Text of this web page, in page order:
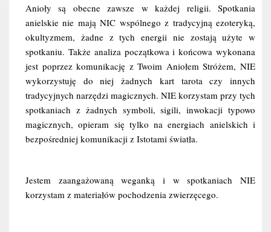
Anioły są obecne zawsze w każdej religii. Spotkania
anielskie nie mają NIC wspólnego z tradycyjną ezoteryką,
okultyzmem, żadne z tych energii nie zostają użyte w
spotkaniu. Także analiza początkowa i końcowa wykonana
jest poprzez komunikację z Twoim Aniołem Stróżem, NIE
wykorzystuję do niej żadnych kart tarota czy innych
tradycyjnych narzędzi magicznych. NIE korzystam przy tych
spotkaniach z żadnych symboli, sigili, inwokacji typowo
magicznych, opieram się tylko na energiach anielskich i
bezpośredniej komunikacji z Istotami światła.
Jestem zaangażowaną weganką i w spotkaniach NIE
korzystam z materiałów pochodzenia zwierzęcego.